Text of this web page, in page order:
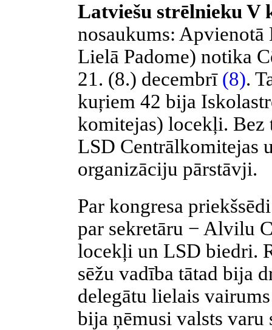
Latviešu strēlnieku V
nosaukums:
Lielā Padome) notika
21. (8.) decembrī (8).
kuŗiem 42 bija
komitejas) locekļi. Bez
LSD Centrālkomitejas
organizāciju pārstāvji.
Par kongresa
par sekretāru − Alvilu
locekļi un LSD biedri.
sēžu vadība tātad bija
delegātu lielais
bija ņēmusi valsts varu